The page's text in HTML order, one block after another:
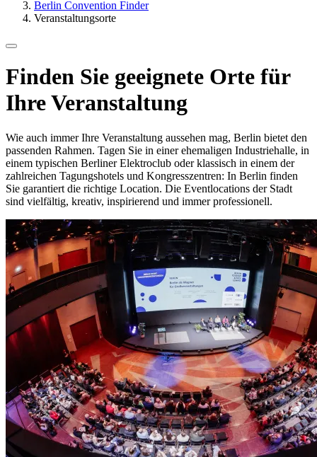
Berlin Convention Finder
Veranstaltungsorte
Finden Sie geeignete Orte für
Ihre Veranstaltung
Wie auch immer Ihre Veranstaltung aussehen mag, Berlin bietet den
passenden Rahmen. Tagen Sie in einer ehemaligen Industriehalle, in
einem typischen Berliner Elektroclub oder klassisch in einem der
zahlreichen Tagungshotels und Kongresszentren: In Berlin finden
Sie garantiert die richtige Location. Die Eventlocations der Stadt
sind vielfältig, kreativ, inspirierend und immer professionell.